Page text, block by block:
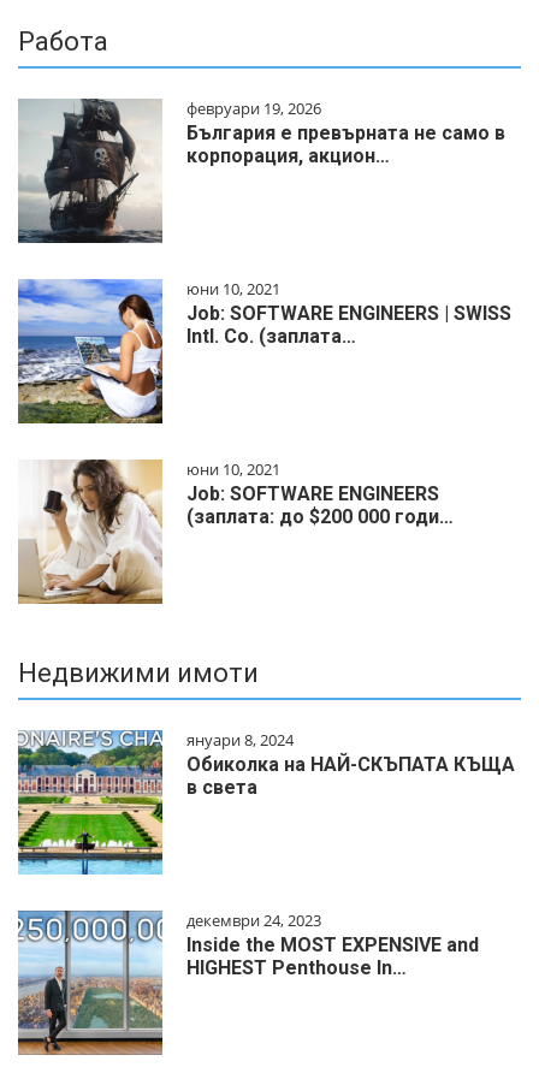
Работа
февруари 19, 2026
България е превърната не само в
корпорация, акцион…
юни 10, 2021
Job: SOFTWARE ENGINEERS | SWISS
Intl. Co. (заплата…
юни 10, 2021
Job: SOFTWARE ENGINEERS
(заплата: до $200 000 годи…
Недвижими имоти
януари 8, 2024
Обиколка на НАЙ-СКЪПАТА КЪЩА
в света
декември 24, 2023
Inside the MOST EXPENSIVE and
HIGHEST Penthouse In…